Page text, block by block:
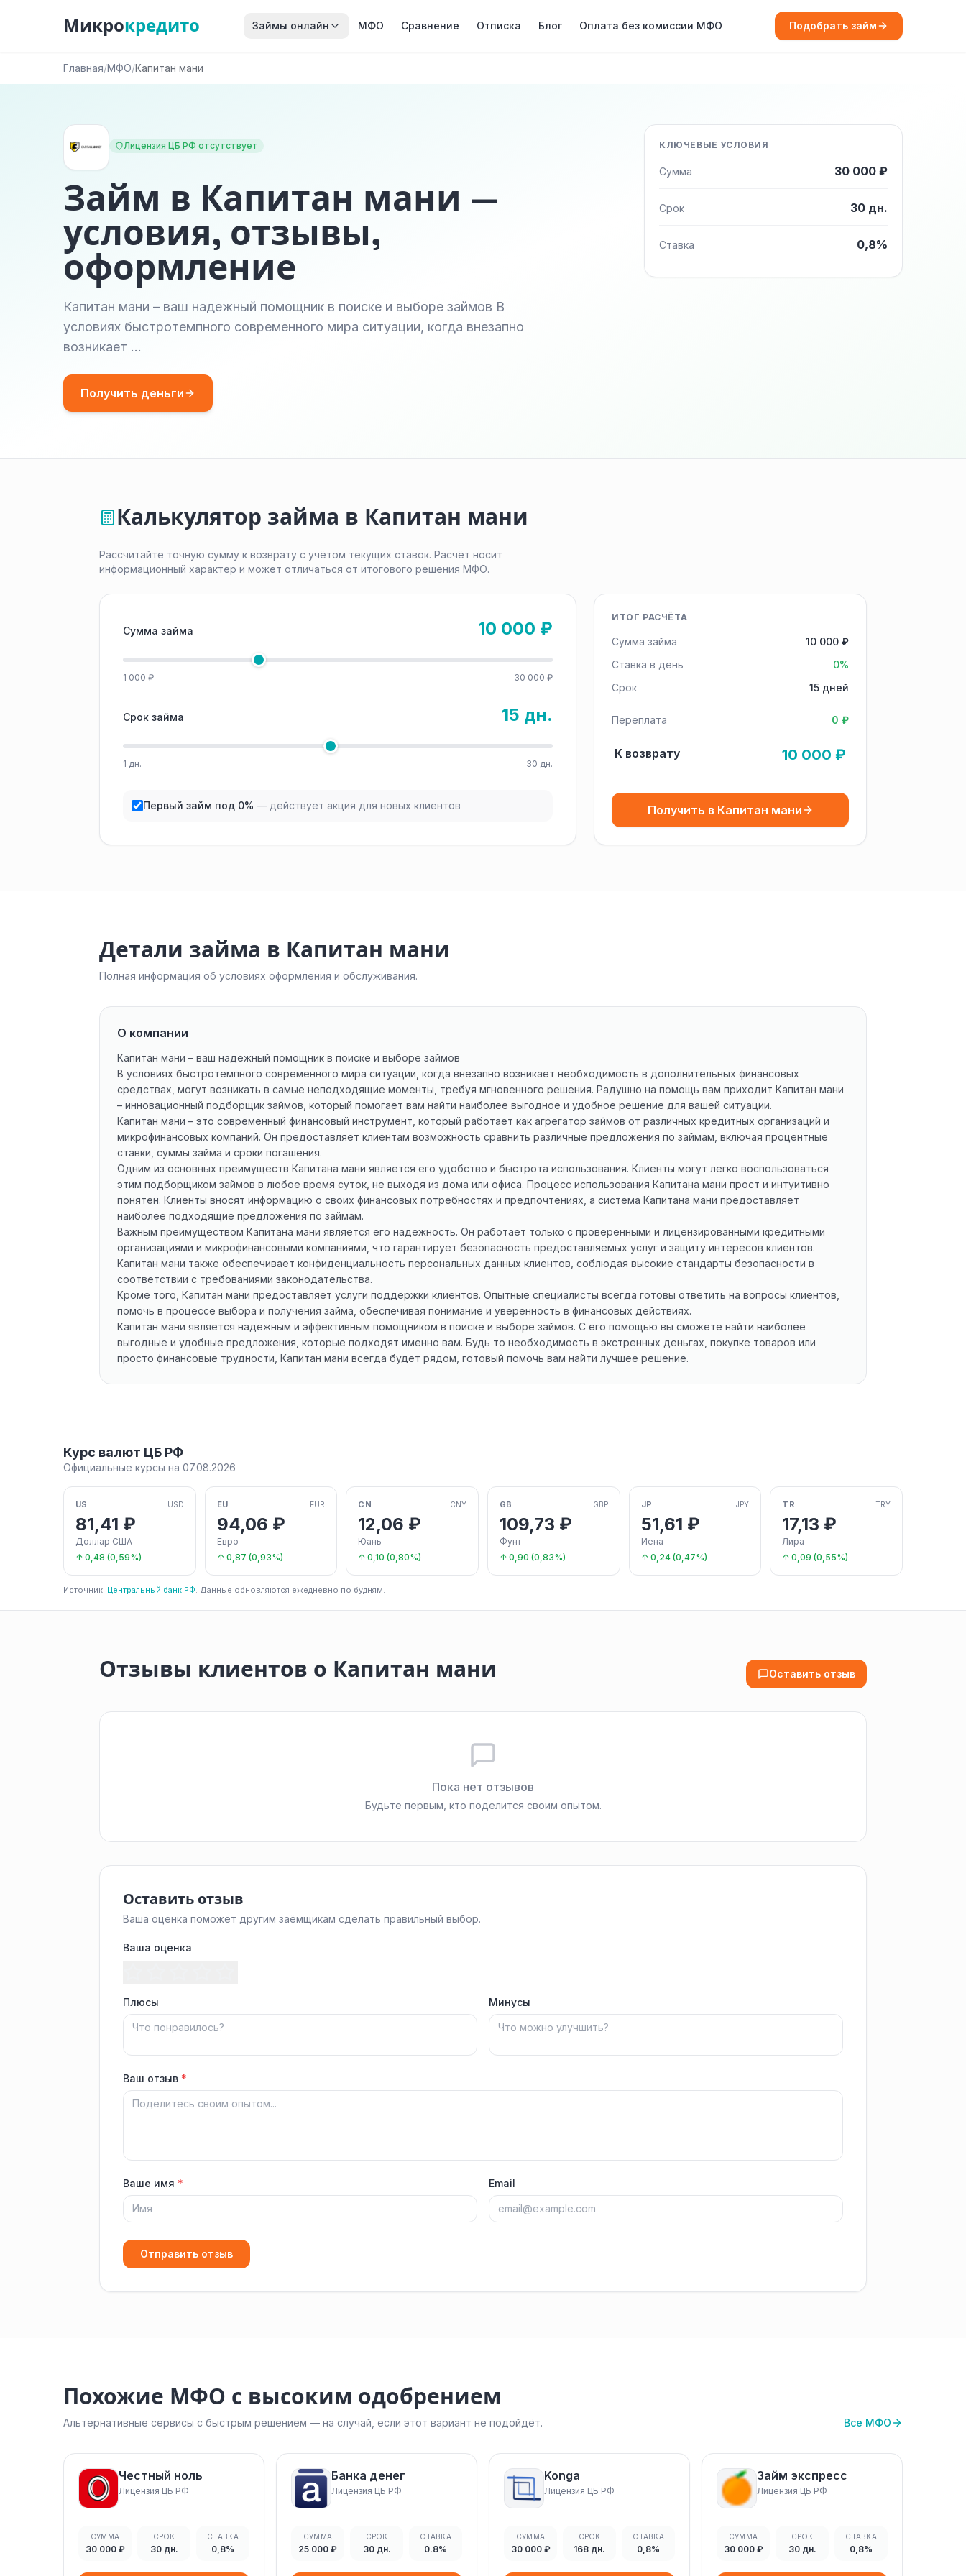
Микрокредито Займы онлайн МФО Сравнение Отписка Блог Оплата без комиссии МФО Подобрать займ
Главная/МФО/Капитан мани
Лицензия ЦБ РФ отсутствует
Займ в Капитан мани —
условия, отзывы,
оформление
Капитан мани – ваш надежный помощник в поиске и выборе займов В
условиях быстротемпного современного мира ситуации, когда внезапно
возникает …
Получить деньги
КЛЮЧЕВЫЕ УСЛОВИЯ
Сумма 30 000 ₽
Срок 30 дн.
Ставка 0,8%
Калькулятор займа в Капитан мани
Рассчитайте точную сумму к возврату с учётом текущих ставок. Расчёт носит
информационный характер и может отличаться от итогового решения МФО.
Сумма займа 10 000 ₽
1 000 ₽ 30 000 ₽
Срок займа 15 дн.
1 дн. 30 дн.
Первый займ под 0% — действует акция для новых клиентов
ИТОГ РАСЧЁТА
Сумма займа
10 000 ₽
Ставка в день
0%
Срок
15 дней
Переплата 0 ₽
К возврату 10 000 ₽
Получить в Капитан мани
Детали займа в Капитан мани
Полная информация об условиях оформления и обслуживания.
О компании
Капитан мани – ваш надежный помощник в поиске и выборе займов
В условиях быстротемпного современного мира ситуации, когда внезапно возникает необходимость в дополнительных финансовых
средствах, могут возникать в самые неподходящие моменты, требуя мгновенного решения. Радушно на помощь вам приходит Капитан мани
– инновационный подборщик займов, который помогает вам найти наиболее выгодное и удобное решение для вашей ситуации.
Капитан мани – это современный финансовый инструмент, который работает как агрегатор займов от различных кредитных организаций и
микрофинансовых компаний. Он предоставляет клиентам возможность сравнить различные предложения по займам, включая процентные
ставки, суммы займа и сроки погашения.
Одним из основных преимуществ Капитана мани является его удобство и быстрота использования. Клиенты могут легко воспользоваться
этим подборщиком займов в любое время суток, не выходя из дома или офиса. Процесс использования Капитана мани прост и интуитивно
понятен. Клиенты вносят информацию о своих финансовых потребностях и предпочтениях, а система Капитана мани предоставляет
наиболее подходящие предложения по займам.
Важным преимуществом Капитана мани является его надежность. Он работает только с проверенными и лицензированными кредитными
организациями и микрофинансовыми компаниями, что гарантирует безопасность предоставляемых услуг и защиту интересов клиентов.
Капитан мани также обеспечивает конфиденциальность персональных данных клиентов, соблюдая высокие стандарты безопасности в
соответствии с требованиями законодательства.
Кроме того, Капитан мани предоставляет услуги поддержки клиентов. Опытные специалисты всегда готовы ответить на вопросы клиентов,
помочь в процессе выбора и получения займа, обеспечивая понимание и уверенность в финансовых действиях.
Капитан мани является надежным и эффективным помощником в поиске и выборе займов. С его помощью вы сможете найти наиболее
выгодные и удобные предложения, которые подходят именно вам. Будь то необходимость в экстренных деньгах, покупке товаров или
просто финансовые трудности, Капитан мани всегда будет рядом, готовый помочь вам найти лучшее решение.
Курс валют ЦБ РФ
Официальные курсы на 07.08.2026
US USD
81,41 ₽
Доллар США
↑ 0,48 (0,59%)
EU EUR
94,06 ₽
Евро
↑ 0,87 (0,93%)
CN CNY
12,06 ₽
Юань
↑ 0,10 (0,80%)
GB GBP
109,73 ₽
Фунт
↑ 0,90 (0,83%)
JP JPY
51,61 ₽
Иена
↑ 0,24 (0,47%)
TR TRY
17,13 ₽
Лира
↑ 0,09 (0,55%)
Источник: Центральный банк РФ. Данные обновляются ежедневно по будням.
Отзывы клиентов о Капитан мани Оставить отзыв
Пока нет отзывов
Будьте первым, кто поделится своим опытом.
Оставить отзыв
Ваша оценка поможет другим заёмщикам сделать правильный выбор.
Ваша оценка
Плюсы Минусы
Ваш отзыв *
Ваше имя * Email
Отправить отзыв
Похожие МФО с высоким одобрением
Альтернативные сервисы с быстрым решением — на случай, если этот вариант не подойдёт. Все МФО
Честный ноль
Лицензия ЦБ РФ
СУММА
30 000 ₽
СРОК
30 дн.
СТАВКА
0,8%
Банка денег
Лицензия ЦБ РФ
СУММА
25 000 ₽
СРОК
30 дн.
СТАВКА
0.8%
Konga
Лицензия ЦБ РФ
СУММА
30 000 ₽
СРОК
168 дн.
СТАВКА
0,8%
Займ экспресс
Лицензия ЦБ РФ
СУММА
30 000 ₽
СРОК
30 дн.
СТАВКА
0,8%